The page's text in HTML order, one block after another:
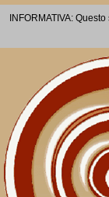
INFORMATIVA: